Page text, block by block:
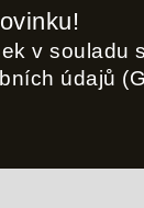
v souladu s
údajů